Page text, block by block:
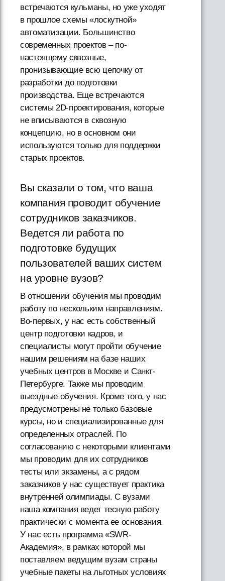
встречаются кульманы, но уже уходят
в прошлое схемы «лоскутной»
автоматизации. Большинство
современных проектов – по-
настоящему сквозные,
пронизывающие всю цепочку от
разработки до подготовки
производства. Еще встречаются
системы 2D-проектирования, которые
не вписываются в сквозную
концепцию, но в основном они
используются только для поддержки
старых проектов.
Вы сказали о том, что ваша
компания проводит обучение
сотрудников заказчиков.
Ведется ли работа по
подготовке будущих
пользователей ваших систем
на уровне вузов?
В отношении обучения мы проводим
работу по нескольким направлениям.
Во-первых, у нас есть собственный
центр подготовки кадров, и
специалисты могут пройти обучение
нашим решениям на базе наших
учебных центров в Москве и Санкт-
Петербурге. Также мы проводим
выездные обучения. Кроме того, у нас
предусмотрены не только базовые
курсы, но и специализированные для
определенных отраслей. По
согласованию с некоторыми клиентами
мы проводим для их сотрудников
тесты или экзамены, а с рядом
заказчиков у нас существует практика
внутренней олимпиады. С вузами
наша компания ведет тесную работу
практически с момента ее основания.
У нас есть программа «SWR-
Академия», в рамках которой мы
поставляем ведущим вузам страны
учебные пакеты на льготных условиях